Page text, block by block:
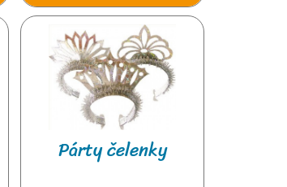
Párty čelenky